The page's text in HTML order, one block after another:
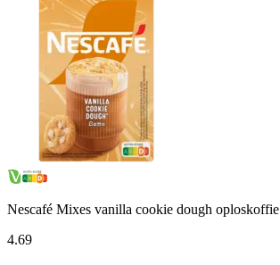
Nescafé Mixes vanilla cookie dough oploskoffie
4.69